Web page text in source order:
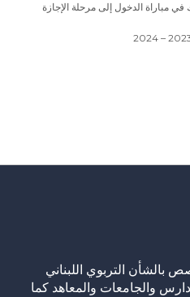
مباراة الدخول إلى مرحلة الإجازة
التربوي اللبناني
والجامعات والمعاهد كما